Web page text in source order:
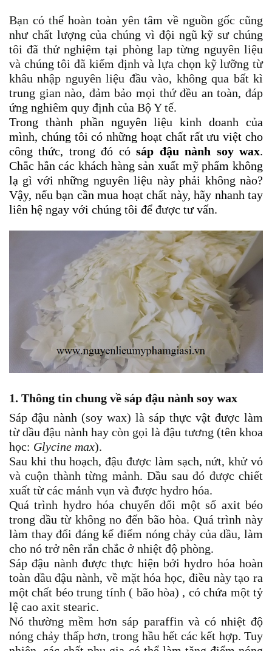
Bạn có thể hoàn toàn yên tâm về nguồn gốc cũng
như chất lượng của chúng vì đội ngũ kỹ sư chúng
tôi đã thử nghiệm tại phòng lap từng nguyên liệu
và chúng tôi đã kiểm định và lựa chọn kỹ lưỡng từ
khâu nhập nguyên liệu đầu vào, không qua bất kì
trung gian nào, đảm bảo mọi thứ đều an toàn, đáp
ứng nghiêm quy định của Bộ Y tế.
Trong thành phần nguyên liệu kinh doanh của
mình, chúng tôi có những hoạt chất rất ưu việt cho
công thức, trong đó cósáp đậu nành soy wax.
Chắc hẳn các khách hàng sản xuất mỹ phẩm không
lạ gì với những nguyên liệu này phải không nào?
Vậy, nếu bạn cần mua hoạt chất này, hãy nhanh tay
liên hệ ngay với chúng tôi để được tư vấn.
1. Thông tin chung về sáp đậu nành soy wax
Sáp đậu nành (soy wax) là sáp thực vật được làm
từ dầu đậu nành hay còn gọi là đậu tương (tên khoa
học: Glycine max).
Sau khi thu hoạch, đậu được làm sạch, nứt, khử vỏ
và cuộn thành từng mảnh. Dầu sau đó được chiết
xuất từ ​​các mảnh vụn và được hydro hóa.
Quá trình hydro hóa chuyển đổi một số axit béo
trong dầu từ không no đến bão hòa. Quá trình này
làm thay đổi đáng kể điểm nóng chảy của dầu, làm
cho nó trở nên rắn chắc ở nhiệt độ phòng.
Sáp đậu nành được thực hiện bởi hydro hóa hoàn
toàn dầu đậu nành, về mặt hóa học, điều này tạo ra
một chất béo trung tính ( bão hòa) , có chứa một tỷ
lệ cao axit stearic.
Nó thường mềm hơn sáp paraffin và có nhiệt độ
nóng chảy thấp hơn, trong hầu hết các kết hợp. Tuy